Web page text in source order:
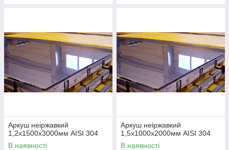
Аркуш неіржавкий
1,2х1500х3000мм AISI 304
В наявності
Аркуш неіржавкий
1,5х1000х2000мм AISI 304
В наявності